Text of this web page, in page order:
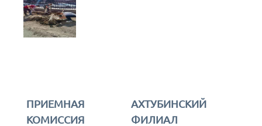
ПРИЕМНАЯ
КОМИССИЯ
АХТУБИНСКИЙ
ФИЛИАЛ